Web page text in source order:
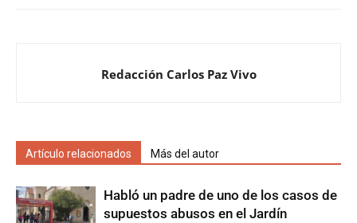
Redacción Carlos Paz Vivo
Artículo relacionados Más del autor
Habló un padre de uno de los casos de
supuestos abusos en el Jardín